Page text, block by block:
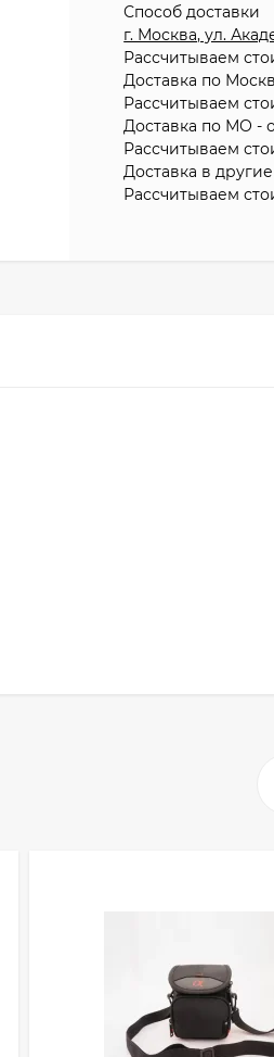
Способ доставки
г. Москва, ул.
Рассчитываем
Доставка по
Рассчитываем
Доставка по МО -
Рассчитываем
Доставка в
Рассчитываем